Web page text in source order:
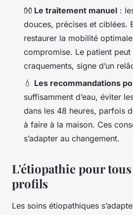
👐 Le traitement manuel :
douces, précises et ciblées.
restaurer la mobilité
compromise. Le patient peut
craquements, signe d’un
💧 Les recommandations
suffisamment d’eau, éviter
dans les 48 heures, parfois
à faire à la maison. Ces
s’adapter au changement.
L'étiopathie pour tous
profils
Les soins étiopathiques